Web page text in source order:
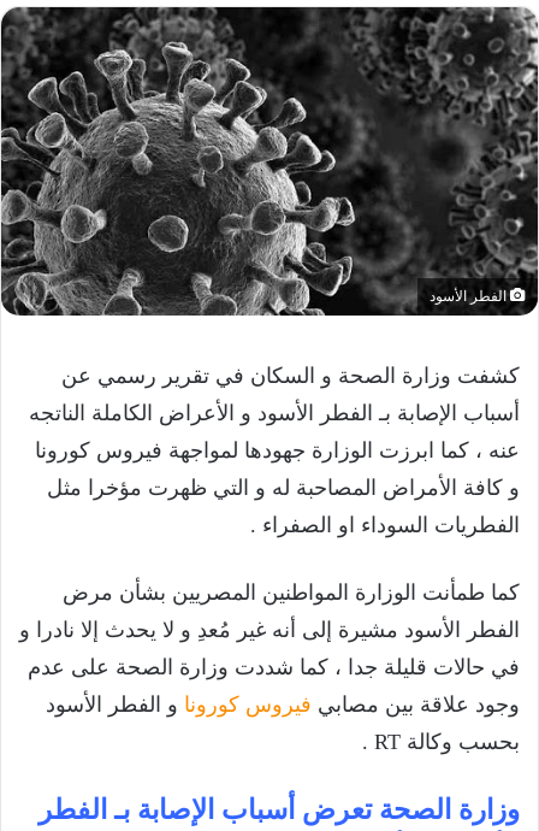
الفطر الأسود
كشفت وزارة الصحة و السكان في تقرير رسمي عن
أسباب الإصابة بـ الفطر الأسود و الأعراض الكاملة الناتجه
عنه ، كما ابرزت الوزارة جهودها لمواجهة فيروس كورونا
و كافة الأمراض المصاحبة له و التي ظهرت مؤخرا مثل
الفطريات السوداء او الصفراء .
كما طمأنت الوزارة المواطنين المصريين بشأن مرض
الفطر الأسود مشيرة إلى أنه غير مُعدِ و لا يحدث إلا نادرا و
في حالات قليلة جدا ، كما شددت وزارة الصحة على عدم
وجود علاقة بين مصابي فيروس كورونا و الفطر الأسود
بحسب وكالة RT .
وزارة الصحة تعرض أسباب الإصابة بـ الفطر